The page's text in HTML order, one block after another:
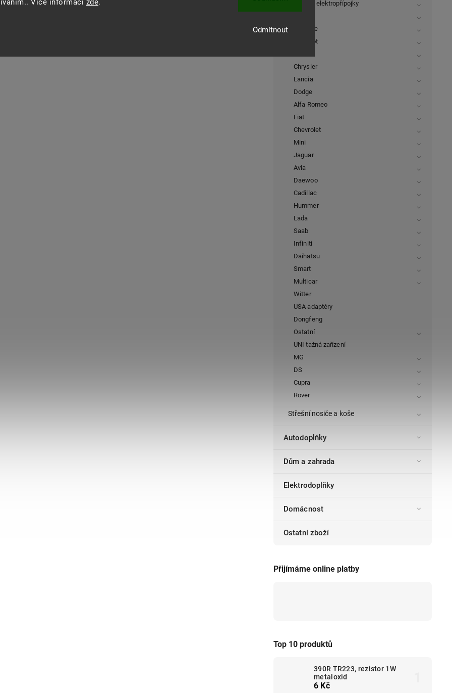
Více informací zde.
Odmítnout
Typové elektropřípojky
Porsche
Peugeot
Chrysler
Lancia
Dodge
Alfa Romeo
Fiat
Chevrolet
Mini
Jaguar
Avia
Daewoo
Cadillac
Hummer
Lada
Saab
Infiniti
Daihatsu
Smart
Multicar
Witter
USA adaptéry
Dongfeng
Ostatní
UNI tažná zařízení
MG
DS
Cupra
Rover
Střešní nosiče a koše
Autodoplňky
Dům a zahrada
Elektrodoplňky
Domácnost
Ostatní zboží
Přijímáme online platby
Top 10 produktů
390R TR223, rezistor 1W
metaloxid
6 Kč